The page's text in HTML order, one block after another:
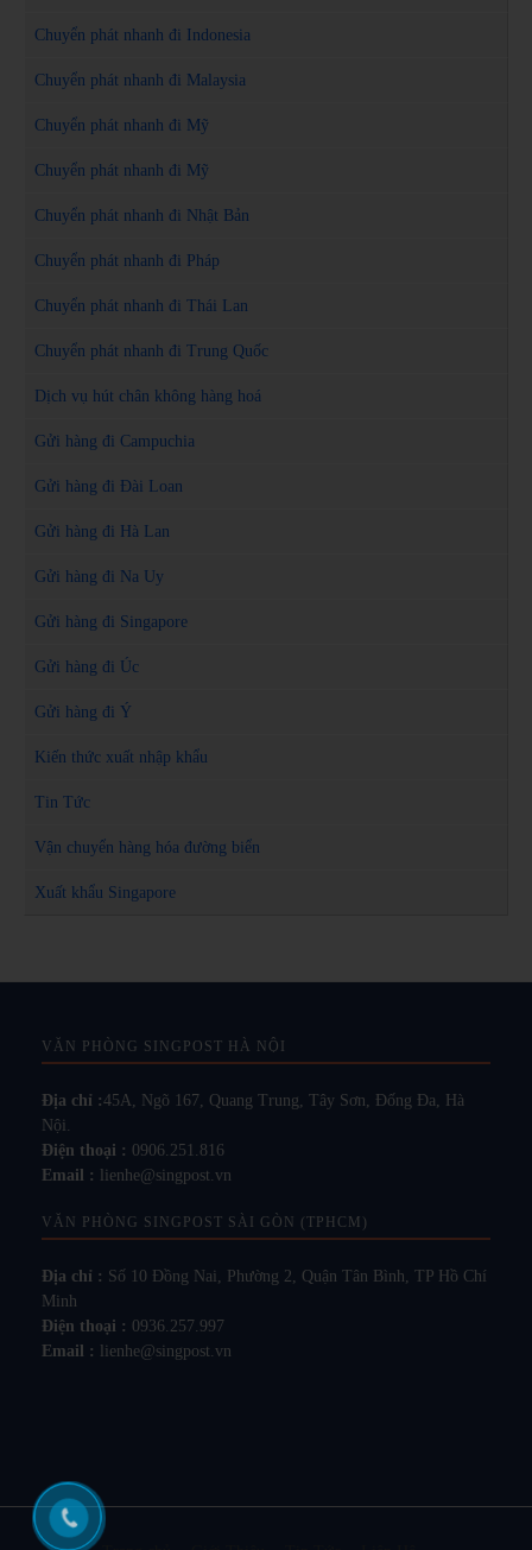
Chuyển phát nhanh đi Indonesia
Chuyển phát nhanh đi Malaysia
Chuyển phát nhanh đi Mỹ
Chuyển phát nhanh đi Mỹ
Chuyển phát nhanh đi Nhật Bản
Chuyển phát nhanh đi Pháp
Chuyển phát nhanh đi Thái Lan
Chuyển phát nhanh đi Trung Quốc
Dịch vụ hút chân không hàng hoá
Gửi hàng đi Campuchia
Gửi hàng đi Đài Loan
Gửi hàng đi Hà Lan
Gửi hàng đi Na Uy
Gửi hàng đi Singapore
Gửi hàng đi Úc
Gửi hàng đi Ý
Kiến thức xuất nhập khẩu
Tin Tức
Vận chuyển hàng hóa đường biển
Xuất khẩu Singapore
VĂN PHÒNG SINGPOST HÀ NỘI
Địa chỉ :45A, Ngõ 167, Quang Trung, Tây Sơn, Đống Đa, Hà
Nội.
Điện thoại : 0906.251.816
Email :
lienhe@singpost.vn
VĂN PHÒNG SINGPOST SÀI GÒN (TPHCM)
Địa chỉ : Số 10 Đồng Nai, Phường 2, Quận Tân Bình, TP Hồ Chí
Minh
Điện thoại : 0936.257.997
Email :
lienhe@singpost.vn